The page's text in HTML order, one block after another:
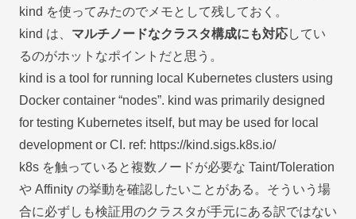
kind を使ってみたのでメモとして残しておく。
kind は、 マルチノードなクラスタ構成にも対応してい
るのがホットなポイントだと思う。
kind is a tool for running local Kubernetes clusters using
Docker container “nodes”. kind was primarily designed
for testing Kubernetes itself, but may be used for local
development or CI. ref: https://kind.sigs.k8s.io/
k8s を触っていると複数ノードが必要な Taint/Toleration
や Affinity の挙動を確認したいことがある。そういう場
合に必ずしも検証用のクラスタが手元にある訳ではない